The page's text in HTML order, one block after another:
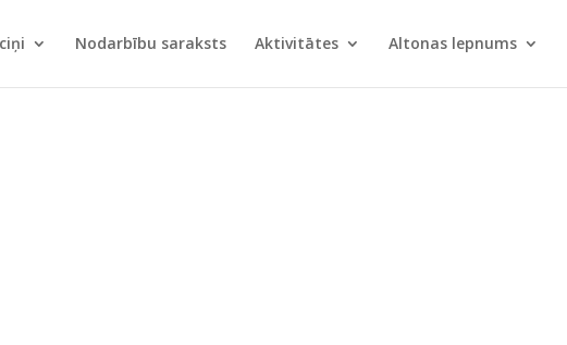
Nodarbību saraksts Aktivitātes Altonas lepnums